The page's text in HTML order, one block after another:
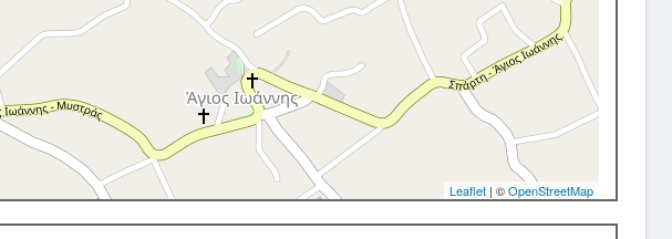
Leaflet | ©OpenStreetMap